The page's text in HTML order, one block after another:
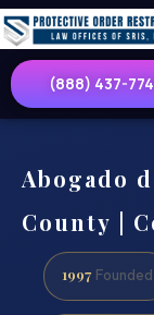
(888) 437-
Abogado
County |
1997 Founded